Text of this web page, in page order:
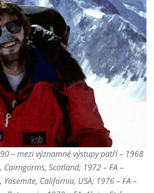
– mezi významné výstupy patří – 1968
Cairngorms, Scotland; 1972 – FA –
California, USA; 1976 – FA –